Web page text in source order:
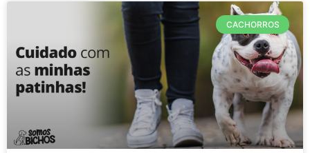
CACHORROS